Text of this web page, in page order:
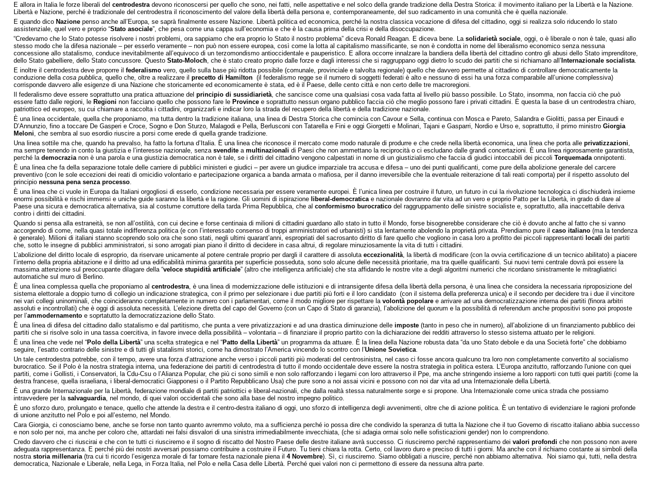
E allora in Italia le forze liberali del centrodestradevono riconoscersi per quello che sono, nei fatti, nelle aspettative e nel solco della grande tradizione della Destra Storica: il movimento italiano per la Libertà e la Nazione.
Libertà e Nazione, perché è tradizionale del centrodestra il riconoscimento del valore della libertà della persona e, contemporaneamente, del suo radicamento in una comunità che è quella nazionale.
E quando dico Nazione penso anche all’Europa, se saprà finalmente essere Nazione. Libertà politica ed economica, perché la nostra classica vocazione di difesa del cittadino, oggi si realizza solo riducendo lo stato
assistenziale, quel vero e proprio “Stato asociale”, che pesa come una cappa sull’economia e che è la causa prima della crisi e della disoccupazione.
“Credevamo che lo Stato potesse risolvere i nostri problemi, ora sappiamo che era proprio lo Stato il nostro problema” diceva Ronald Reagan. E diceva bene. La solidarietà sociale, oggi, o è liberale o non è tale, quasi allo
stesso modo che la difesa nazionale – per esserlo veramente – non può non essere europea, così come la lotta al capitalismo massificante, se non è condotta in nome del liberalismo economico senza nessuna
concessione allo statalismo, conduce inevitabilmente all’equivoco di un terzomondismo antioccidentale e pauperistico. E allora occorre innalzare la bandiera della libertà del cittadino contro gli abusi dello Stato imprenditore,
dello Stato gabelliere, dello Stato concussore. Questo Stato-Moloch, che è stato creato proprio dalle forze e dagli interessi che si raggruppano oggi dietro lo scudo dei partiti che si richiamano all’ Internazionale socialista.
E inoltre il centrodestra deve proporre il federalismo vero, quello sulla base più ridotta possibile (comunale, provinciale e talvolta regionale) quello che davvero permette al cittadino di controllare democraticamente la
conduzione della cosa pubblica, quello che, oltre a realizzare il precetto di Hamilton (il federalismo regge se il numero di soggetti federati è alto e nessuno di essi ha una forza comparabile all’unione complessiva)
corrisponde davvero alle esigenze di una Nazione che storicamente ed economicamente è stata, ed è il Paese, delle cento città e non certo delle tre macroregioni.
Il federalismo deve essere soprattutto una pratica attuazione del principio di sussidiarietà, che sancisce come una qualsiasi cosa vada fatta al livello più basso possibile. Lo Stato, insomma, non faccia ciò che può
essere fatto dalle regioni, le Regioni non facciano quello che possono fare le Province e soprattutto nessun organo pubblico faccia ciò che meglio possono fare i privati cittadini. È questa la base di un centrodestra chiaro,
patriottico ed europeo, su cui chiamare a raccolta i cittadini, organizzarli e indicar loro la strada del recupero della libertà e della tradizione nazionale.
È una linea occidentale, quella che proponiamo, ma tutta dentro la tradizione italiana, una linea di Destra Storica che comincia con Cavour e Sella, continua con Mosca e Pareto, Salandra e Giolitti, passa per Einaudi e
D’Annunzio, fino a toccare De Gasperi e Croce, Sogno e Don Sturzo, Malagodi e Pella, Berlusconi con Tatarella e Fini e oggi Giorgetti e Molinari, Tajani e Gasparri, Nordio e Urso e, soprattutto, il primo ministro Giorgia
Meloni, che sembra al suo esordio riuscire a porsi come erede di quella grande tradizione.
Una linea sottile ma che, quando ha prevalso, ha fatto la fortuna d’Italia. È una linea che riconosce il mercato come modo naturale di produrre e che crede nella libertà economica, una linea che porta alle privatizzazioni,
ma sempre tenendo in conto la giustizia e l’interesse nazionale, senza svendite a multinazionali di Paesi che non ammettano la reciprocità o ci escludano dalle grandi concertazioni. È una linea rigorosamente garantista,
perché la democrazianon è una parola e una giustizia democratica non è tale, se i diritti del cittadino vengono calpestati in nome di un giustizialismo che faccia di giudici intoccabili dei piccoli Torquemadaonnipotenti.
È una linea che fa della separazione totale delle carriere di pubblici ministeri e giudici – per avere un giudice imparziale tra accusa e difesa – uno dei punti qualificanti, come pure della abolizione generale del carcere
preventivo (con le sole eccezioni dei reati di omicidio volontario e partecipazione organica a banda armata o mafiosa, per il danno irreversibile che la eventuale reiterazione di tali reati comporta) per il rispetto assoluto del
principio nessuna pena senza processo.
È una linea che ci vuole in Europa da Italiani orgogliosi di esserlo, condizione necessaria per essere veramente europei. È l’unica linea per costruire il futuro, un futuro in cui la rivoluzione tecnologica ci dischiuderà insieme
enormi possibilità e rischi immensi e uniche guide saranno la libertà e la ragione. Gli uomini di ispirazione liberal-democraticae nazionale dovranno dar vita ad un vero e proprio Patto per la Libertà, in grado di dare al
Paese una sicura e democratica alternativa, sia al costume corruttore della tarda Prima Repubblica, che al conformismo burocratico del raggruppamento delle sinistre socialiste e, soprattutto, alla inaccettabile deriva
contro i diritti dei cittadini.
Quando si pensa alla estraneità, se non all’ostilità, con cui decine e forse centinaia di milioni di cittadini guardano allo stato in tutto il Mondo, forse bisognerebbe considerare che ciò è dovuto anche al fatto che si vanno
accorgendo di come, nella quasi totale indifferenza politica (e con l’interessato consenso di troppi amministratori ed urbanisti) si sta lentamente abolendo la proprietà privata. Prendiamo pure il caso italiano (ma la tendenza
è generale). Milioni di italiani stanno scoprendo solo ora che sono stati, negli ultimi quarant’anni, espropriati del sacrosanto diritto di fare quello che vogliono in casa loro a profitto dei piccoli rappresentanti locali dei partiti
che, sotto le insegne di pubblici amministratori, si sono arrogati pian piano il diritto di decidere in casa altrui, di regolare minuziosamente la vita di tutti i cittadini.
L’abolizione del diritto locale di esproprio, da riservare unicamente al potere centrale proprio per dargli il carattere di assoluta eccezionalità, la libertà di modificare (con la ovvia certificazione di un tecnico abilitato) a piacere
l’interno della propria abitazione e il diritto ad una edificabilità minima garantita per superficie posseduta, sono solo alcune delle necessità prioritarie, ma tra quelle qualificanti. Sui nuovi temi centrale dovrà poi essere la
massima attenzione sul preoccupante dilagare della “veloce stupidità artificiale” (altro che intelligenza artificiale) che sta affidando le nostre vite a degli algoritmi numerici che ricordano sinistramente le mitragliatrici
automatiche sul muro di Berlino.
È una linea complessa quella che proponiamo al centrodestra, è una linea di modernizzazione delle istituzioni e di intransigente difesa della libertà della persona, è una linea che considera la necessaria riproposizione del
sistema elettorale a doppio turno di collegio un indicazione strategica, con il primo per selezionare i due partiti più forti e il loro candidato (con il sistema della preferenza unica) e il secondo per decidere tra i due il vincitore
nei vari collegi uninominali, che coincideranno completamente in numero con i parlamentari, come il modo migliore per rispettare la volontà popolare e arrivare ad una democratizzazione interna dei partiti (finora arbitri
assoluti e incontrollati) che è oggi di assoluta necessità. L’elezione diretta del capo del Governo (con un Capo di Stato di garanzia), l’abolizione del quorum e la possibilità di referendum anche propositivi sono poi proposte
per l’ammodernamento e soprtatutto la democratizzazione dello Stato.
È una linea di difesa del cittadino dallo statalismo e dal partitismo, che punta a vere privatizzazioni e ad una drastica diminuzione delle imposte (tanto in peso che in numero), all’abolizione di un finanziamento pubblico dei
partiti che si risolve solo in una tassa coercitiva, in favore invece della possibilità – volontaria – di finanziare il proprio partito con la dichiarazione dei redditi attraverso lo stesso sistema attuato per le religioni.
È una linea che vede nel “Polo della Libertà” una scelta strategica e nel “Patto della Libertà” un programma da attuare. È la linea della Nazione robusta data “da uno Stato debole e da una Società forte” che dobbiamo
seguire, l’esatto contrario delle sinistre e di tutti gli statalismi storici, come ha dimostrato l’America vincendo lo scontro con l’Unione Sovietica.
Un tale centrodestra potrebbe, con il tempo, avere una forza d’attrazione anche verso i piccoli partiti più moderati del centrosinistra, nel caso ci fosse ancora qualcuno tra loro non completamente convertito al socialismo
burocratico. Se il Polo è la nostra strategia interna, una federazione dei partiti di centrodestra di tutto il mondo occidentale deve essere la nostra strategia in politica estera. L’Europa anzitutto, rafforzando l'unione con quei
partiti, come i Gollisti, i Conservatori, la Cdu-Csu o l’Alianza Popular, che più ci sono simili e non solo rafforzando i legami con loro attraverso il Ppe, ma anche stringendo insieme a loro rapporti con tutti quei partiti (come la
destra francese, quella israeliana, i liberal-democratici Giapponesi o il Partito Repubblicano Usa) che pure sono a noi assai vicini e possono con noi dar vita ad una Internazionale della Libertà.
È una grande Internazionale per la Libertà, federazione mondiale di partiti patriottici e liberal-nazionali, che dalla realtà stessa naturalmente sorge e si propone. Una Internazionale come unica strada che possiamo
intravvedere per la salvaguardia, nel mondo, di quei valori occidentali che sono alla base del nostro impegno politico.
È uno sforzo duro, prolungato e tenace, quello che attende la destra e il centro-destra italiano di oggi, uno sforzo di intelligenza degli avvenimenti, oltre che di azione politica. È un tentativo di evidenziare le ragioni profonde
di unione anzitutto nel Polo e poi all’esterno, nel Mondo.
Cara Giorgia, ci conosciamo bene, anche se forse non tanto quanto avremmo voluto, ma a sufficienza perché io possa dire che condivido la speranza di tutta la Nazione che il tuo Governo di riscatto italiano abbia successo
e non solo per noi, ma anche per coloro che, attardati nei falsi disvalori di una sinistra irrimediabilmente invecchiata, (che si adagia ormai solo nelle sofisticazioni gender) non lo comprendono.
Credo davvero che ci riuscirai e che con te tutti ci riusciremo e il sogno di riscatto del Nostro Paese delle destre italiane avrà successo. Ci riusciremo perché rappresentiamo dei valori profondi che non possono non avere
adeguata rappresentanza. E perché più dei nostri avversari possiamo contribuire a costruire il Futuro. Tu tieni chiara la rotta. Certo, col lavoro duro e preciso di tutti i giorni. Ma anche con il richiamo costante ai simboli della
nostra storia millenaria(tra cui ti ricordo l’esigenza morale di far tornare festa nazionale piena il 4 Novembre). Sì, ci riusciremo. Siamo obbligati a riuscire, perché non abbiamo alternativa. Noi siamo qui, tutti, nella destra
democratica, Nazionale e Liberale, nella Lega, in Forza Italia, nel Polo e nella Casa delle Libertà. Perché quei valori non ci permettono di essere da nessuna altra parte.